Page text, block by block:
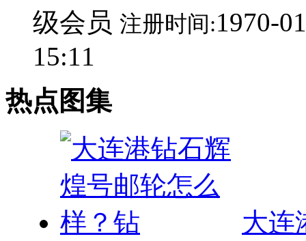
级会员 注册时间:1970-
15:11
热点图集
大连